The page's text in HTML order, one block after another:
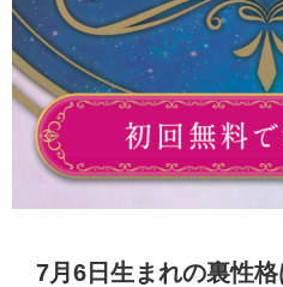
7月6日生まれの裏性